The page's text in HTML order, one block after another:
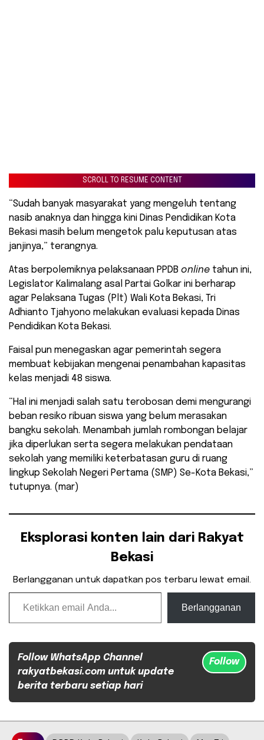
SCROLL TO RESUME CONTENT
“Sudah banyak masyarakat yang mengeluh tentang
nasib anaknya dan hingga kini Dinas Pendidikan Kota
Bekasi masih belum mengetok palu keputusan atas
janjinya,” terangnya.
Atas berpolemiknya pelaksanaan PPDB online tahun ini,
Legislator Kalimalang asal Partai Golkar ini berharap
agar Pelaksana Tugas (Plt) Wali Kota Bekasi, Tri
Adhianto Tjahyono melakukan evaluasi kepada Dinas
Pendidikan Kota Bekasi.
Faisal pun menegaskan agar pemerintah segera
membuat kebijakan mengenai penambahan kapasitas
kelas menjadi 48 siswa.
“Hal ini menjadi salah satu terobosan demi mengurangi
beban resiko ribuan siswa yang belum merasakan
bangku sekolah. Menambah jumlah rombongan belajar
jika diperlukan serta segera melakukan pendataan
sekolah yang memiliki keterbatasan guru di ruang
lingkup Sekolah Negeri Pertama (SMP) Se-Kota Bekasi,”
tutupnya. (mar)
Eksplorasi konten lain dari Rakyat
Bekasi
Berlangganan untuk dapatkan pos terbaru lewat email.
Ketikkan email Anda...
Berlangganan
Follow WhatsApp Channel
rakyatbekasi.com untuk update
berita terbaru setiap hari
Follow